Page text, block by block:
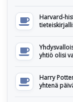
Harvard-
yhtiö olisi
Harry
yhtenä